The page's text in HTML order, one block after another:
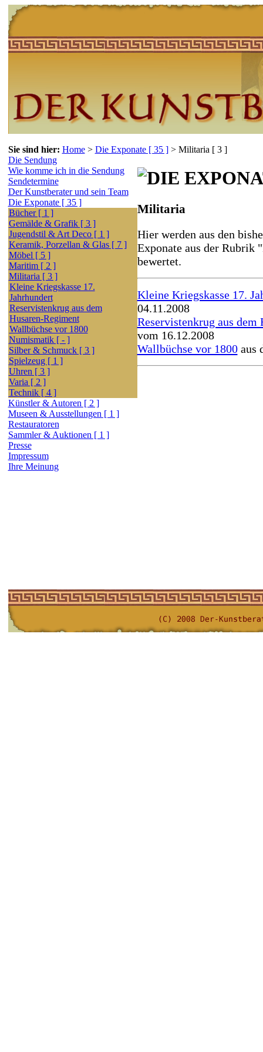
Sie sind hier: Home > Die Exponate [ 35 ] >Militaria [ 3 ]
Die Sendung
Wie komme ich in die Sendung
Sendetermine
Der Kunstberater und sein Team
Die Exponate [ 35 ]
Bücher [ 1 ]
Gemälde & Grafik [ 3 ]
Jugendstil & Art Deco [ 1 ]
Keramik, Porzellan & Glas [ 7 ]
Möbel [ 5 ]
Maritim [ 2 ]
Militaria [ 3 ]
Kleine Kriegskasse 17.
Jahrhundert
Reservistenkrug aus dem
Husaren-Regiment
Wallbüchse vor 1800
Numismatik [ - ]
Silber & Schmuck [ 3 ]
Spielzeug [ 1 ]
Uhren [ 3 ]
Varia [ 2 ]
Technik [ 4 ]
Künstler & Autoren [ 2 ]
Museen & Ausstellungen [ 1 ]
Restauratoren
Sammler & Auktionen [ 1 ]
Presse
Impressum
Ihre Meinung
Militaria
Hier werden aus den
Exponate aus der Rubrik
bewertet.
Kleine Kriegskasse 17.
04.11.2008
Reservistenkrug aus dem
vom 16.12.2008
Wallbüchse vor 1800aus